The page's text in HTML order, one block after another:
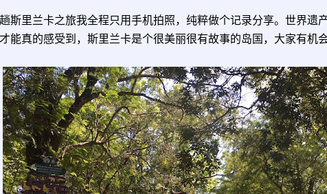
斯里兰卡之旅我全程只用手机拍照，纯粹做个记录分享。世界遗
能真的感受到，斯里兰卡是个很美丽很有故事的岛国，大家有机